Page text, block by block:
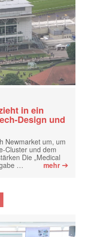
in ein
Design und
Newmarket um, um
Cluster und dem
Die „Medical
…
mehr➔